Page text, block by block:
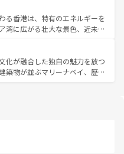
、ベトナムコーヒーなどは、ぜ
地域を訪れてもあたたかい人々
で、きっと忘れられない旅にな
部ではチェンマイなどの山岳地
ではプーケットやクラビの美し
楽しむことができる。タイ料理
で、どの季節にも異なる楽しみ
いタイの人々、仏教を中心とし
資源が、訪れる旅人を魅了し続
る香港は、特有のエネルギーを
湾に広がる壮大な景色、近未来
るはず。観光スポットが密集し
を回れるのも魅力。息をのむよ
まで、香港を存分に楽しみ尽く
化が融合した独自の魅力を放つ
築物が並ぶマリーナベイ、歴史
情を楽しめる外せないスポット